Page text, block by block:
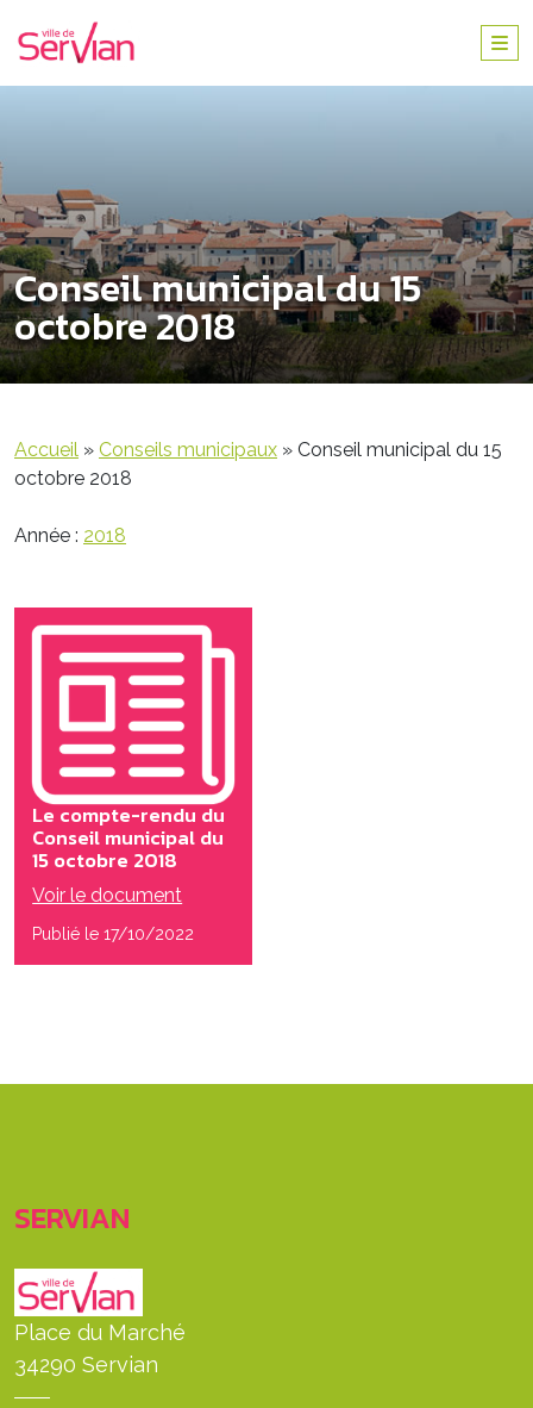
Conseil municipal du 15
octobre 2018
Accueil » Conseils municipaux » Conseil municipal du 15
octobre 2018
Année : 2018
Le compte-rendu du
Conseil municipal du
15 octobre 2018
Voir le document
Publié le 17/10/2022
SERVIAN
Place du Marché
34290 Servian